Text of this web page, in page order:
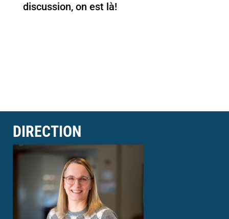
discussion, on est là!
DIRECTION